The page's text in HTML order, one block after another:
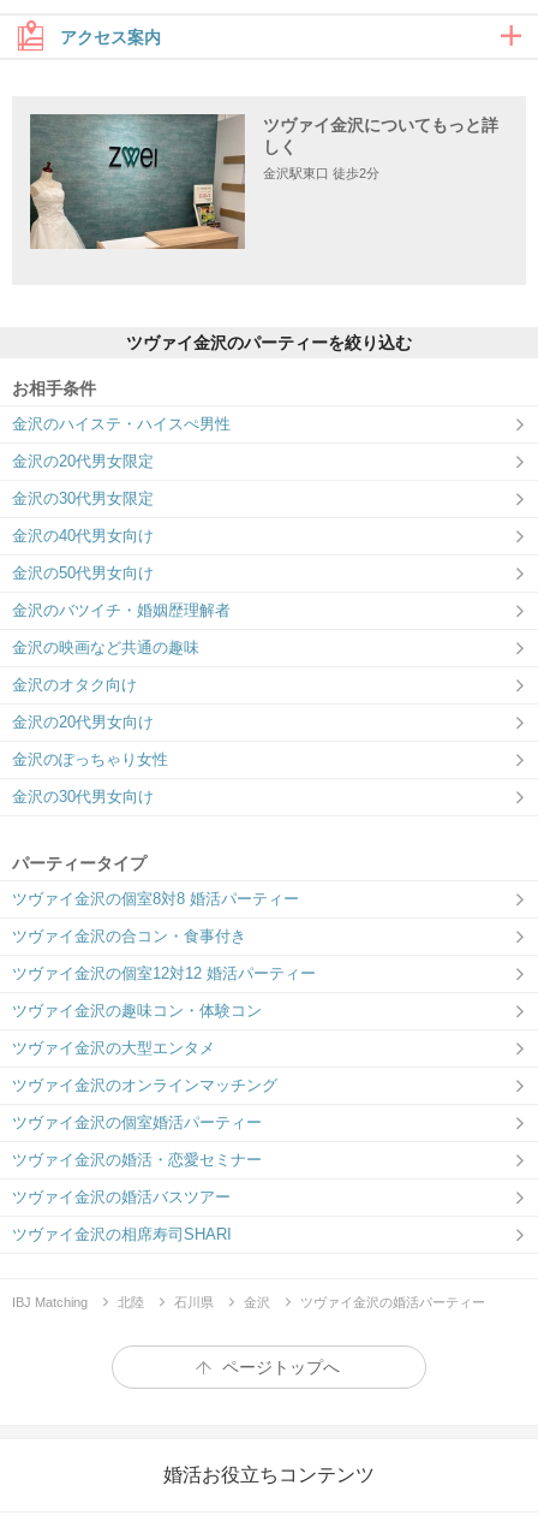
アクセス案内
住所
〒920-0853 石川県金沢市本町2-15-1ポルテ金沢6階（※金沢駅【東
口】を出てエスカレーターを降り、地下道を本町方面へお進みいた
だき、つきあたり右手のポルテ金沢のオフィスエレベーターにて6
階までお越しください。）
ツヴァイ金沢についてもっと詳
しく
金沢駅東口 徒歩2分
ツヴァイ金沢のパーティーを絞り込む
お相手条件
金沢のハイステ・ハイスぺ男性
金沢の20代男女限定
金沢の30代男女限定
金沢の40代男女向け
金沢の50代男女向け
金沢のバツイチ・婚姻歴理解者
金沢の映画など共通の趣味
金沢のオタク向け
金沢の20代男女向け
金沢のぽっちゃり女性
金沢の30代男女向け
パーティータイプ
ツヴァイ金沢の個室8対8 婚活パーティー
ツヴァイ金沢の合コン・食事付き
ツヴァイ金沢の個室12対12 婚活パーティー
ツヴァイ金沢の趣味コン・体験コン
ツヴァイ金沢の大型エンタメ
ツヴァイ金沢のオンラインマッチング
ツヴァイ金沢の個室婚活パーティー
ツヴァイ金沢の婚活・恋愛セミナー
ツヴァイ金沢の婚活バスツアー
ツヴァイ金沢の相席寿司SHARI
IBJ Matching 北陸 石川県 金沢 ツヴァイ金沢の婚活パーティー
ページトップへ
婚活お役立ちコンテンツ